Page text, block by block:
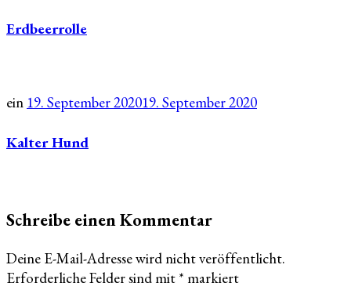
Erdbeerrolle
ein 19. September 202019. September 2020
Kalter Hund
Schreibe einen Kommentar
Deine E-Mail-Adresse wird nicht veröffentlicht.
Erforderliche Felder sind mit * markiert